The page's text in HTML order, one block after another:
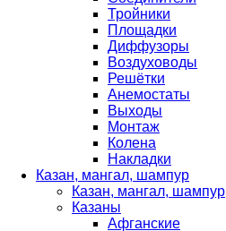
Тройники
Площадки
Диффузоры
Воздуховоды
Решётки
Анемостаты
Выходы
Монтаж
Колена
Накладки
Казан, мангал, шампур
Казан, мангал, шампур
Казаны
Афганские